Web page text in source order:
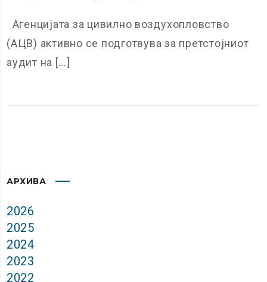
Агенцијата за цивилно воздухопловство
(АЦВ) активно се подготвува за претстојниот
аудит на [...]
АРХИВА
2026
2025
2024
2023
2022